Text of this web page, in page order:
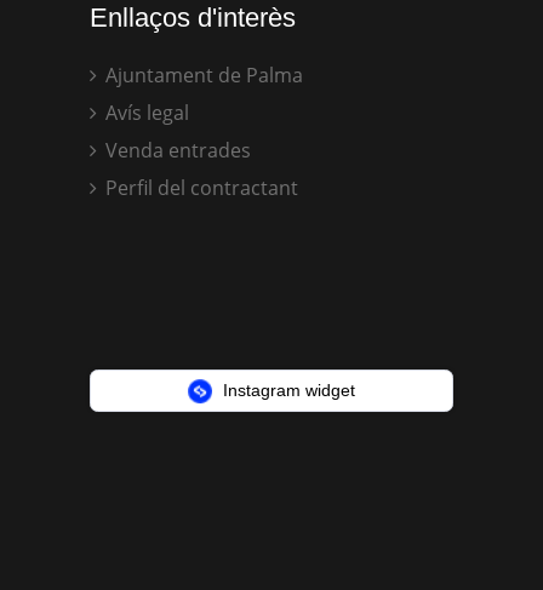
Enllaços d'interès
Ajuntament de Palma
Avís legal
Venda entrades
Perfil del contractant
Instagram widget